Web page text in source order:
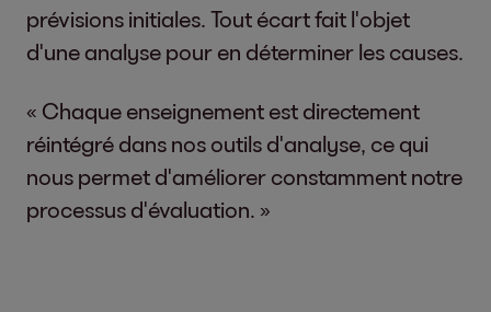
prévisions initiales. Tout écart fait l'objet
d'une analyse pour en déterminer les causes.
« Chaque enseignement est directement
réintégré dans nos outils d'analyse, ce qui
nous permet d'améliorer constamment notre
processus d'évaluation. »